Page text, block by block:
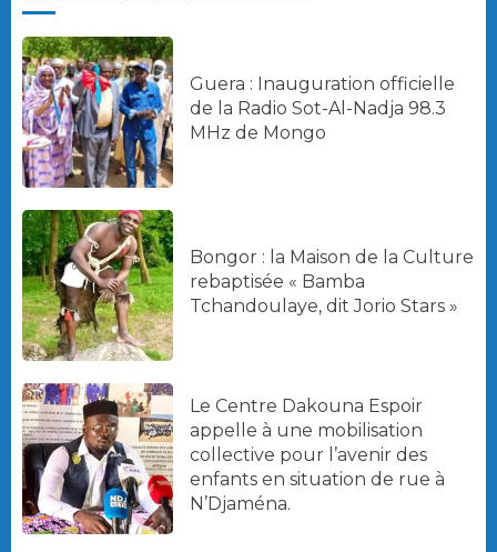
Guera : Inauguration officielle
de la Radio Sot-Al-Nadja 98.3
MHz de Mongo
Bongor : la Maison de la Culture
rebaptisée « Bamba
Tchandoulaye, dit Jorio Stars »
Le Centre Dakouna Espoir
appelle à une mobilisation
collective pour l’avenir des
enfants en situation de rue à
N’Djaména.